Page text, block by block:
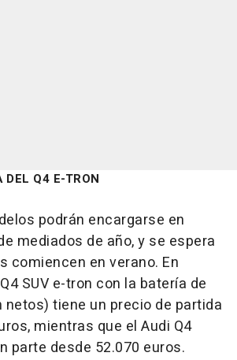
DEL Q4 E-TRON
podrán encargarse en
mediados de año, y se espera
comiencen en verano. En
SUV e-tron con la batería de
netos) tiene un precio de partida
mientras que el Audi Q4
parte desde 52.070 euros.